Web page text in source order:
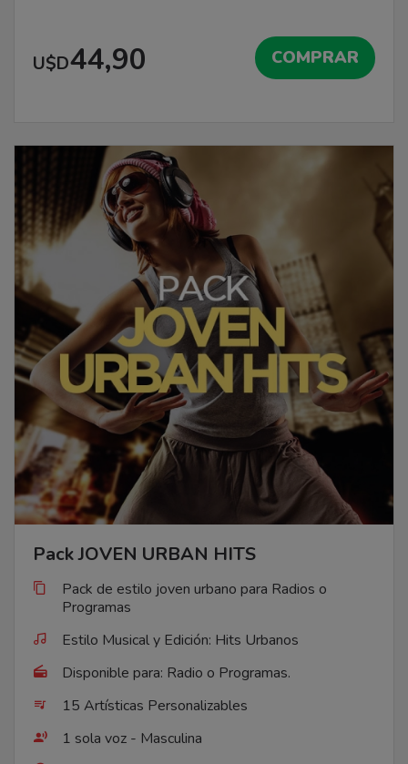
U$D44,90 COMPRAR
Pack JOVEN URBAN HITS
Pack de estilo joven urbano para Radios o
Programas
Estilo Musical y Edición: Hits Urbanos
Disponible para: Radio o Programas.
15 Artísticas Personalizables
1 sola voz - Masculina